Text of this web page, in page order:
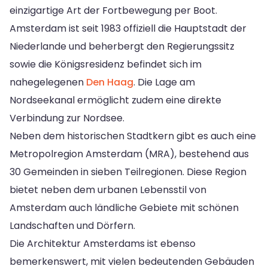
einzigartige Art der Fortbewegung per Boot.
Amsterdam ist seit 1983 offiziell die Hauptstadt der
Niederlande und beherbergt den Regierungssitz
sowie die Königsresidenz befindet sich im
nahegelegenen Den Haag. Die Lage am
Nordseekanal ermöglicht zudem eine direkte
Verbindung zur Nordsee.
Neben dem historischen Stadtkern gibt es auch eine
Metropolregion Amsterdam (MRA), bestehend aus
30 Gemeinden in sieben Teilregionen. Diese Region
bietet neben dem urbanen Lebensstil von
Amsterdam auch ländliche Gebiete mit schönen
Landschaften und Dörfern.
Die Architektur Amsterdams ist ebenso
bemerkenswert, mit vielen bedeutenden Gebäuden